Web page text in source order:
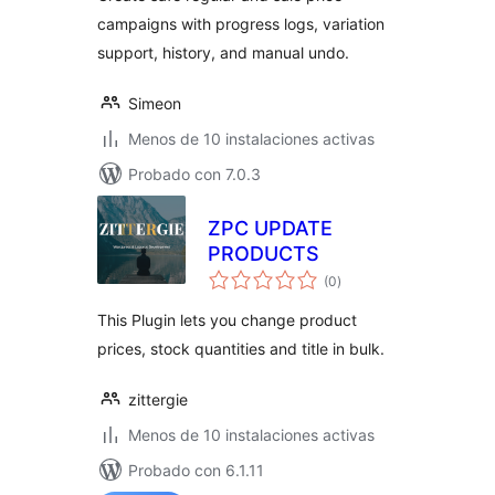
campaigns with progress logs, variation
support, history, and manual undo.
Simeon
Menos de 10 instalaciones activas
Probado con 7.0.3
ZPC UPDATE
PRODUCTS
(0total
de
)
This Plugin lets you change product
prices, stock quantities and title in bulk.
zittergie
Menos de 10 instalaciones activas
Probado con 6.1.11